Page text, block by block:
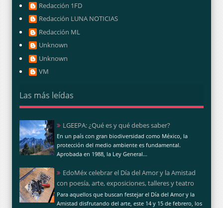
Redacción 1FD
Redacción LUNA NOTICIAS
Redacción ML
Unknown
Unknown
VM
Las más leídas
LGEEPA: ¿Qué es y qué debes saber?
En un país con gran biodiversidad como México, la
protección del medio ambiente es fundamental.
Aprobada en 1988, la Ley General...
EdoMéx celebrar el Día del Amor y la Amistad
con poesía, arte, exposiciones, talleres y teatro
Para aquellos que buscan festejar el Día del Amor y la
Amistad disfrutando del arte, este 14 y 15 de febrero, los